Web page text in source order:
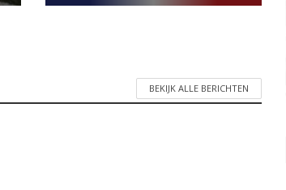
BEKIJK ALLE BERICHTEN